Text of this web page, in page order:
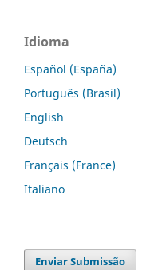
Idioma
Español (España)
Português (Brasil)
English
Deutsch
Français (France)
Italiano
Enviar Submissão